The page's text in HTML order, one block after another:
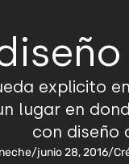
explicito
lugar en
con diseño
/junio 28, 2016/